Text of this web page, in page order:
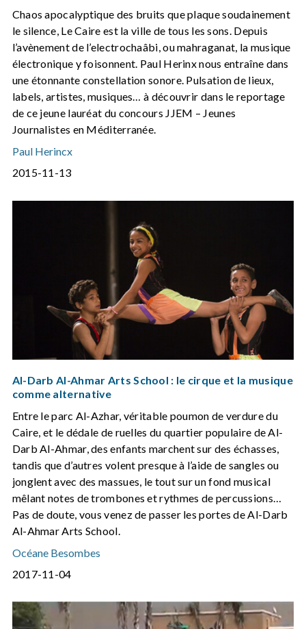
Chaos apocalyptique des bruits que plaque soudainement
le silence, Le Caire est la ville de tous les sons. Depuis
l’avènement de l’electrochaâbi, ou mahraganat, la musique
électronique y foisonnent. Paul Herinx nous entraîne dans
une étonnante constellation sonore. Pulsation de lieux,
labels, artistes, musiques… à découvrir dans le reportage
de ce jeune lauréat du concours JJEM – Jeunes
Journalistes en Méditerranée.
Paul Herincx
2015-11-13
Al-Darb Al-Ahmar Arts School : le cirque et la musique
comme alternative
Entre le parc Al-Azhar, véritable poumon de verdure du
Caire, et le dédale de ruelles du quartier populaire de Al-
Darb Al-Ahmar, des enfants marchent sur des échasses,
tandis que d’autres volent presque à l’aide de sangles ou
jonglent avec des massues, le tout sur un fond musical
mêlant notes de trombones et rythmes de percussions…
Pas de doute, vous venez de passer les portes de Al-Darb
Al-Ahmar Arts School.
Océane Besombes
2017-11-04